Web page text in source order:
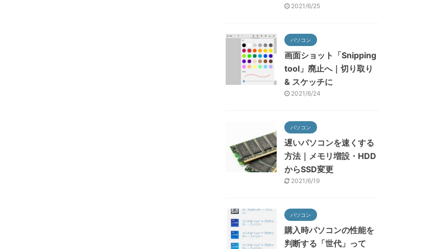
2021/6/25
パソコン
画面ショット「Snipping
tool」廃止へ｜切り取り
& スケッチに
2021/6/24
パソコン
遅いパソコンを速くする
方法｜メモリ増設・HDD
からSSD変更
2021/6/19
パソコン
購入時パソコンの性能を
判断する「世代」って